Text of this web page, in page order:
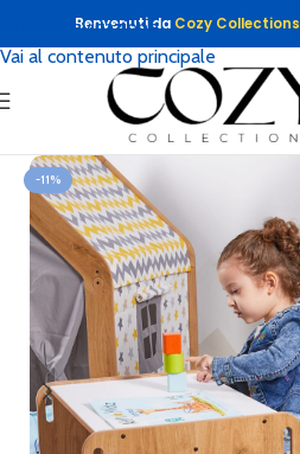
Vai alla navigazione
Vai al contenuto principale
Benvenuti da Cozy Collections
-11%